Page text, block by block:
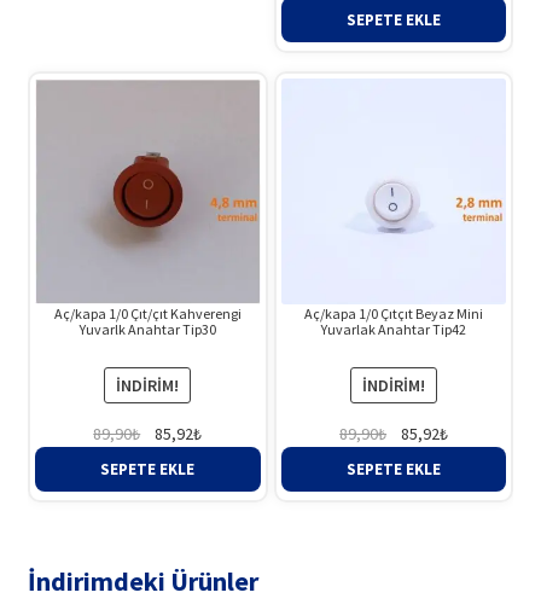
fiyat:
SEPETE EKLE
Aç/kapa 1/0 Çıt/çıt Kahverengi
Yuvarlk Anahtar Tip30
İNDIRIM!
89,90₺
Orijinal
fiyat:
85,92₺Şu
SEPETE EKLE
Aç/kapa 1/0 Çıtçıt Beyaz Mini
Yuvarlak Anahtar Tip42
İNDIRIM!
89,90₺
Orijinal
fiyat:
85,92₺Şu
SEPETE EKLE
İndirimdeki Ürünler